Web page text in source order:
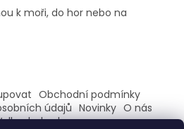
k moři, do hor nebo na
Obchodní podmínky
údajů Novinky O nás